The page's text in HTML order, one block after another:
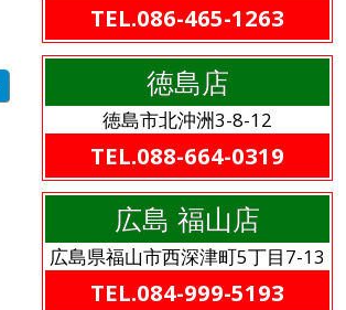
TEL.086-465-1263
徳島店
徳島市北沖洲3-8-12
TEL.088-664-0319
広島 福山店
広島県福山市西深津町5丁目7-13
TEL.084-999-5193